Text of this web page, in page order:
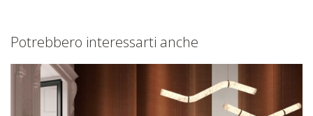
Potrebbero interessarti anche